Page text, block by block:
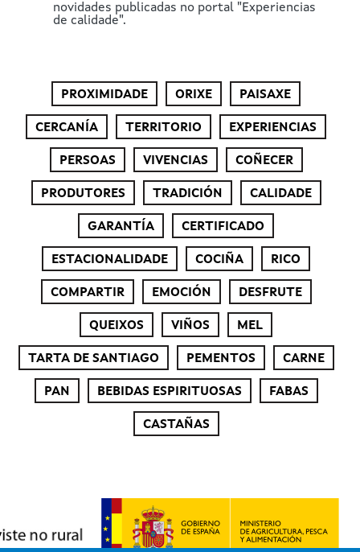
novidades publicadas no portal "Experiencias
de calidade".
PROXIMIDADE ORIXE PAISAXE
CERCANÍA TERRITORIO EXPERIENCIAS
PERSOAS VIVENCIAS COÑECER
PRODUTORES TRADICIÓN CALIDADE
GARANTÍA CERTIFICADO
ESTACIONALIDADE COCIÑA RICO
COMPARTIR EMOCIÓN DESFRUTE
QUEIXOS VIÑOS MEL
TARTA DE SANTIAGO PEMENTOS CARNE
PAN BEBIDAS ESPIRITUOSAS FABAS
CASTAÑAS